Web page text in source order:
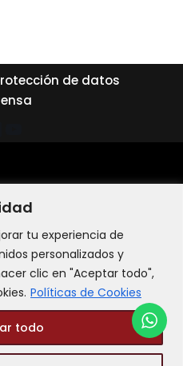
tu experiencia de
personalizados y
clic en "Aceptar todo",
Políticas de Cookies
todo
de datos
Transformacional - Todos los